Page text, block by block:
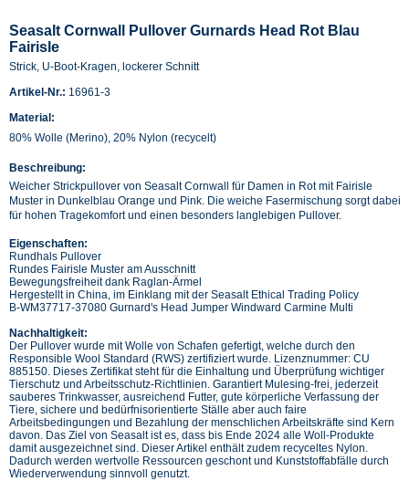
Seasalt Cornwall Pullover Gurnards Head Rot Blau
Fairisle
Strick, U-Boot-Kragen, lockerer Schnitt
Artikel-Nr.: 16961-3
Material:
80% Wolle (Merino), 20% Nylon (recycelt)
Beschreibung:
Weicher Strickpullover von Seasalt Cornwall für Damen in Rot mit Fairisle
Muster in Dunkelblau Orange und Pink. Die weiche Fasermischung sorgt dabei
für hohen Tragekomfort und einen besonders langlebigen Pullover.
Eigenschaften:
Rundhals Pullover
Rundes Fairisle Muster am Ausschnitt
Bewegungsfreiheit dank Raglan-Ärmel
Hergestellt in China, im Einklang mit der Seasalt Ethical Trading Policy
B-WM37717-37080 Gurnard's Head Jumper Windward Carmine Multi
Nachhaltigkeit:
Der Pullover wurde mit Wolle von Schafen gefertigt, welche durch den
Responsible Wool Standard (RWS) zertifiziert wurde. Lizenznummer: CU
885150. Dieses Zertifikat steht für die Einhaltung und Überprüfung wichtiger
Tierschutz und Arbeitsschutz-Richtlinien. Garantiert Mulesing-frei, jederzeit
sauberes Trinkwasser, ausreichend Futter, gute körperliche Verfassung der
Tiere, sichere und bedürfnisorientierte Ställe aber auch faire
Arbeitsbedingungen und Bezahlung der menschlichen Arbeitskräfte sind Kern
davon. Das Ziel von Seasalt ist es, dass bis Ende 2024 alle Woll-Produkte
damit ausgezeichnet sind. Dieser Artikel enthält zudem recyceltes Nylon.
Dadurch werden wertvolle Ressourcen geschont und Kunststoffabfälle durch
Wiederverwendung sinnvoll genutzt.